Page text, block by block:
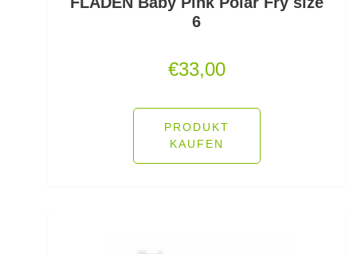
6
€33,00
PRODUKT
KAUFEN